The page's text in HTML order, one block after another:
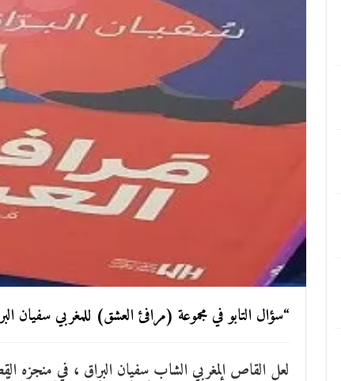
“سؤال التابو في مجموعة (مرافئ العشق) للمغربي سفيان
لعل القاص المغربي الشاب سفيان البراق ، في منجزه